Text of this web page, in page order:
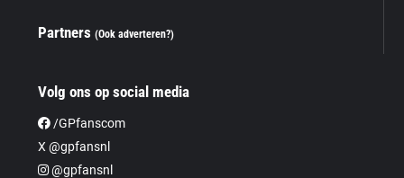
Partners(Ook adverteren?)
Volg ons op social media
/GPfanscom
X @gpfansnl
@gpfansnl